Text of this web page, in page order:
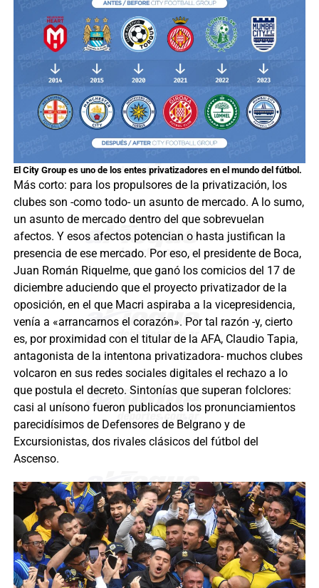
El City Group es uno de los entes privatizadores en el mundo del fútbol.
Más corto: para los propulsores de la privatización, los
clubes son -como todo- un asunto de mercado. A lo sumo,
un asunto de mercado dentro del que sobrevuelan
afectos. Y esos afectos potencian o hasta justifican la
presencia de ese mercado. Por eso, el presidente de Boca,
Juan Román Riquelme, que ganó los comicios del 17 de
diciembre aduciendo que el proyecto privatizador de la
oposición, en el que Macri aspiraba a la vicepresidencia,
venía a «arrancarnos el corazón». Por tal razón -y, cierto
es, por proximidad con el titular de la AFA, Claudio Tapia,
antagonista de la intentona privatizadora- muchos clubes
volcaron en sus redes sociales digitales el rechazo a lo
que postula el decreto. Sintonías que superan folclores:
casi al unísono fueron publicados los pronunciamientos
parecidísimos de Defensores de Belgrano y de
Excursionistas, dos rivales clásicos del fútbol del
Ascenso.